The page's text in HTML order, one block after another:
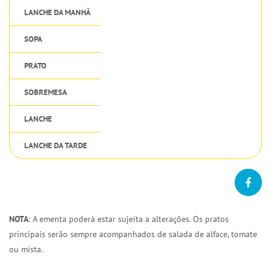
LANCHE DA MANHÃ
SOPA
PRATO
SOBREMESA
LANCHE
LANCHE DA TARDE
NOTA: A ementa poderá estar sujeita a alterações. Os pratos
principais serão sempre acompanhados de salada de alface, tomate
ou mista.